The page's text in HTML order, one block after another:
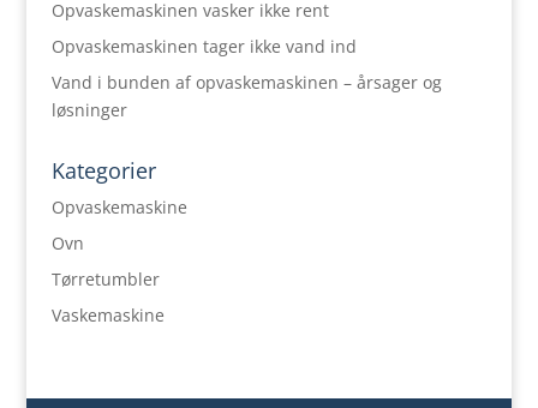
Opvaskemaskinen vasker ikke rent
Opvaskemaskinen tager ikke vand ind
Vand i bunden af opvaskemaskinen – årsager og
løsninger
Kategorier
Opvaskemaskine
Ovn
Tørretumbler
Vaskemaskine